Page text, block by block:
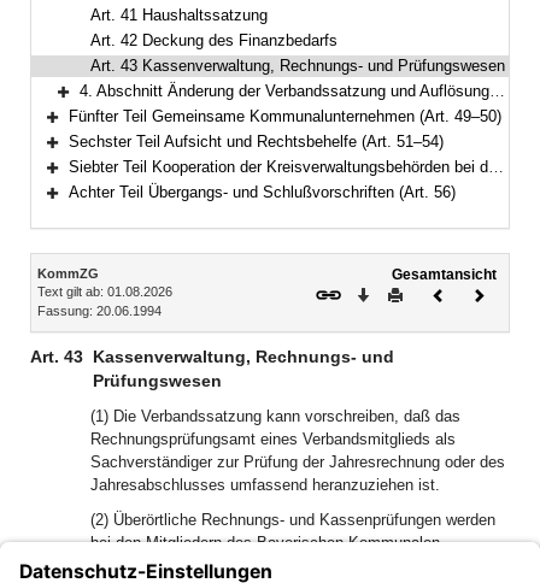
Art. 41 Haushaltssatzung
Art. 42 Deckung des Finanzbedarfs
Art. 43 Kassenverwaltung, Rechnungs- und Prüfungswesen
Bereich erweitern
4. Abschnitt Änderung der Verbandssatzung und Auflösung (Art. 44–48)
Bereich erweitern
Fünfter Teil Gemeinsame Kommunalunternehmen (Art. 49–50)
Bereich erweitern
Sechster Teil Aufsicht und Rechtsbehelfe (Art. 51–54)
Bereich erweitern
Siebter Teil Kooperation der Kreisverwaltungsbehörden bei der Wahrnehmung staatlicher Aufgaben (Art. 55)
Achter Teil Übergangs- und Schlußvorschriften (Art. 56)
Inhalt
KommZG
Text gilt ab: 01.08.2026
Fassung: 20.06.1994
Gesamtansicht
Download
DruckenVorheriges
Art. 43 Kassenverwaltung, Rechnungs- und
Prüfungswesen
(1) Die Verbandssatzung kann vorschreiben, daß das
Rechnungsprüfungsamt eines Verbandsmitglieds als
Sachverständiger zur Prüfung der Jahresrechnung oder des
Jahresabschlusses umfassend heranzuziehen ist.
(2) Überörtliche Rechnungs- und Kassenprüfungen werden
bei den Mitgliedern des Bayerischen Kommunalen
Prüfungsverbands durch diesen Verband, bei den übrigen